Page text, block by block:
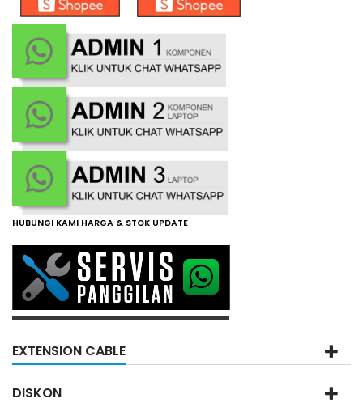
HUBUNGI KAMI HARGA & STOK UPDATE
EXTENSION CABLE
DISKON